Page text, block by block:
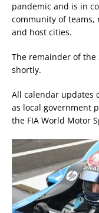
pandemic and is in
community of teams,
and host cities.
The remainder of the
shortly.
All calendar updates
as local government
the FIA World Motor